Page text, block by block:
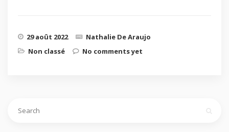
29 août 2022
Nathalie De Araujo
Non classé
No comments yet